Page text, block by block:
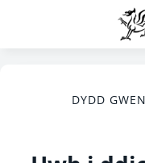
DYDD